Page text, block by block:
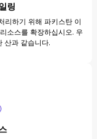
링
리하기 위해 파키스탄 이
소스를 확장하십시오. 우
산과 같습니다.